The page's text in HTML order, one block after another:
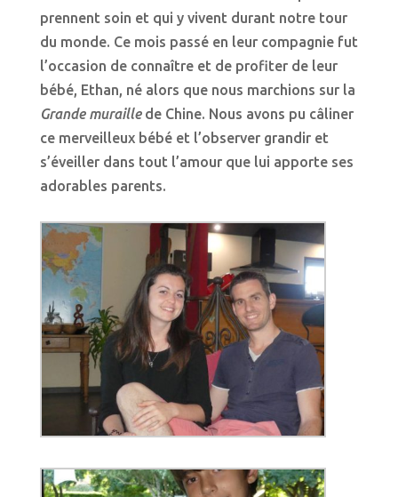
prennent soin et qui y vivent durant notre tour
du monde. Ce mois passé en leur compagnie fut
l’occasion de connaître et de profiter de leur
bébé, Ethan, né alors que nous marchions sur la
Grande muraillede Chine. Nous avons pu câliner
ce merveilleux bébé et l’observer grandir et
s’éveiller dans tout l’amour que lui apporte ses
adorables parents.